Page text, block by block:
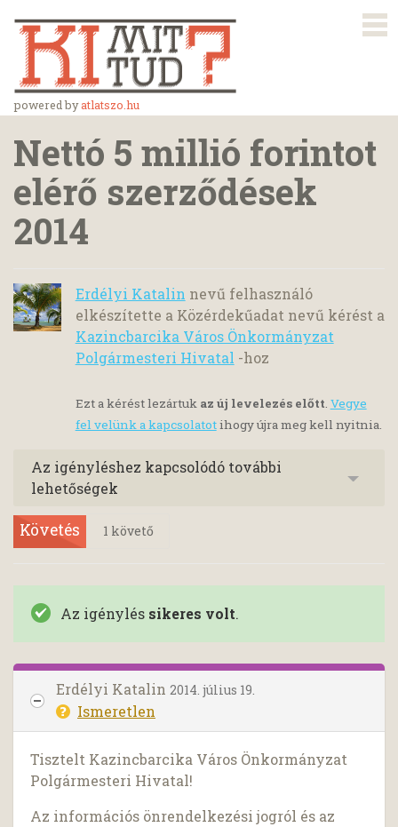
powered byatlatszo.hu
Nettó 5 millió forintot
elérő szerződések
2014
Erdélyi Katalin nevű felhasználó
elkészítette a Közérdekűadat nevű kérést a
Kazincbarcika Város Önkormányzat
Polgármesteri Hivatal -hoz
Ezt a kérést lezártuk az új levelezés előtt. Vegye
fel velünk a kapcsolatotihogy újra meg kell nyitnia.
Az igényléshez kapcsolódó további
lehetőségek
Követés 1 követő
Az igénylés sikeres volt.
Erdélyi Katalin 2014. július 19.
Ismeretlen
Tisztelt Kazincbarcika Város Önkormányzat
Polgármesteri Hivatal!
Az információs önrendelkezési jogról és az